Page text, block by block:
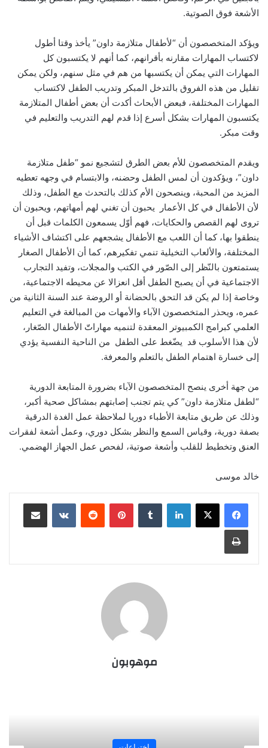
الأشعة فوق الصوتية.
ويؤكد المتخصصون أن “لأطفال متلازمة داون” يأخذ وقتا أطول
لاكتساب المهارات مقارنه بأقرانهم، كما أنهم لا يكتسبون كل
المهارات التي يمكن أن يكتسبها من هم في مثل سنهم، ولكن يمكن
تقليل من هذه الفروق بالتدخل المبكر وتدريب الطفل لاكتساب
المهارات المختلفة، فبعض الأبحاث أكدت أن بعض أطفال المتلازمة
يكتسبون المهارات بشكل أسرع إذا قدم لهم التدريب والتعليم في
وقت مبكر.
ويقدم المتخصصون للأم بعض الطرق لتشجيع نمو “طفل متلازمة
داون”، ويؤكدون أن لمس الطفل وحضنه، والابتسام في وجهه تعطيه
المزيد من المحبة، وينصحون الأم كذلك بالتحدث مع الطفل، وذلك
لأن الأطفال في كل الأعمار يحبون أن تغني لهم أمهاتهم، ويحبون أن
تروى لهم القصص والحكايات، فهم أوّل يسمعون الكلمات قبل أن
ينطقوا بها، كما أن اللعب مع الأطفال يشجعهم على اكتشاف الأشياء
المختلفة، والألعاب التخيلية تنمي تفكيرهم، كما أن الأطفال الصغار
يستمتعون بالنّظر إلى الصّور في الكتب والمجلات، وتفيد التجارب
الاجتماعية في أن يصبح الطفل أقل انعزالا عن محيطه الاجتماعية،
وخاصة إذا لم يكن قد التحق بالحضانة أو الروضة عند السنة الثانية من
عمره، ويحذر المتخصصون الآباء والأمهات من المبالغة في التعليم
العلمي كبرامج الكمبيوتر المعقدة لتنميه مهاراتّ الأطفال الصّغار،
لأن هذا الأسلوب قد يضّغط على الطفل من الناحية النفسية يؤدي
إلى خسارة اهتمام الطفل بالتعلم والمعرفة.
من جهة أخرى ينصح المتخصصون الآباء بضرورة المتابعة الدورية
“لطفل متلازمة داون” كي يتم تجنب إصابتهم بمشاكل صحية أكبر،
وذلك عن طريق متابعة الأطباء دوريا لملاحظة عمل الغدة الدرقية
بصفة دورية، وقياس السمع والنظر بشكل دوري، وعمل أشعة لفقرات
العنق وتخطيط للقلب وأشعة صوتية، لفحص عمل الجهاز الهضمي.
خالد موسى
لينكدإن بينتيريست
موهوبون
المجلة